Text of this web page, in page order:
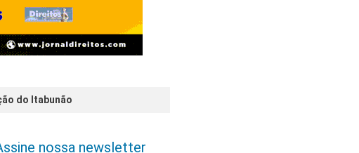
do Itabunão
nossa newsletter